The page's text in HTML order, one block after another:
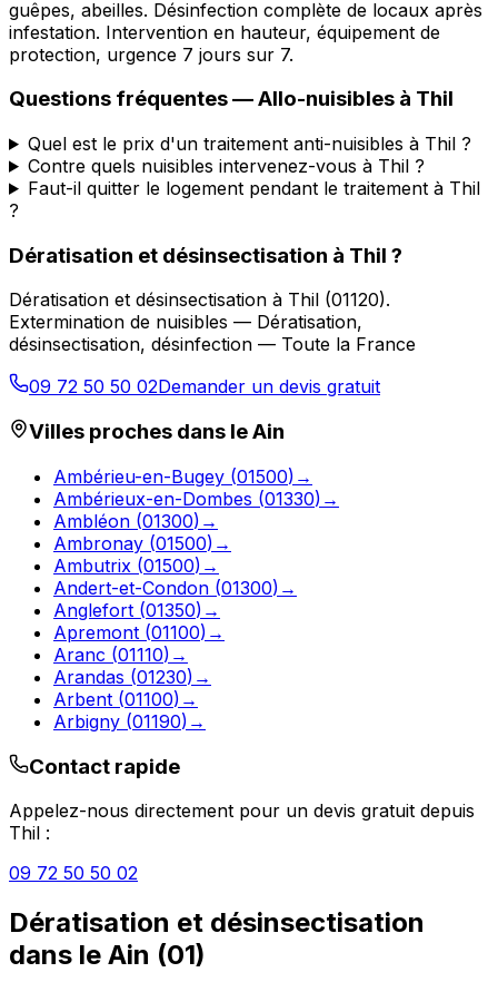
guêpes, abeilles. Désinfection complète de locaux après
infestation. Intervention en hauteur, équipement de
protection, urgence 7 jours sur 7.
Questions fréquentes —Allo-nuisibles à Thil
Quel est le prix d'un traitement anti-nuisibles à Thil ?
Contre quels nuisibles intervenez-vous à Thil ?
Faut-il quitter le logement pendant le traitement à Thil
?
Dératisation et désinsectisation à Thil ?
Dératisation et désinsectisation à Thil (01120).
Extermination de nuisibles — Dératisation,
désinsectisation, désinfection — Toute la France
09 72 50 50 02Demander un devis gratuit
Villes proches dans leAin
Ambérieu-en-Bugey (01500) →
Ambérieux-en-Dombes (01330) →
Ambléon (01300) →
Ambronay (01500) →
Ambutrix (01500) →
Andert-et-Condon (01300) →
Anglefort (01350) →
Apremont (01100) →
Aranc (01110) →
Arandas (01230) →
Arbent (01100) →
Arbigny (01190) →
Contact rapide
Appelez-nous directement pour un devis gratuit depuis
Thil :
09 72 50 50 02
Dératisation et désinsectisation
dans le Ain (01)